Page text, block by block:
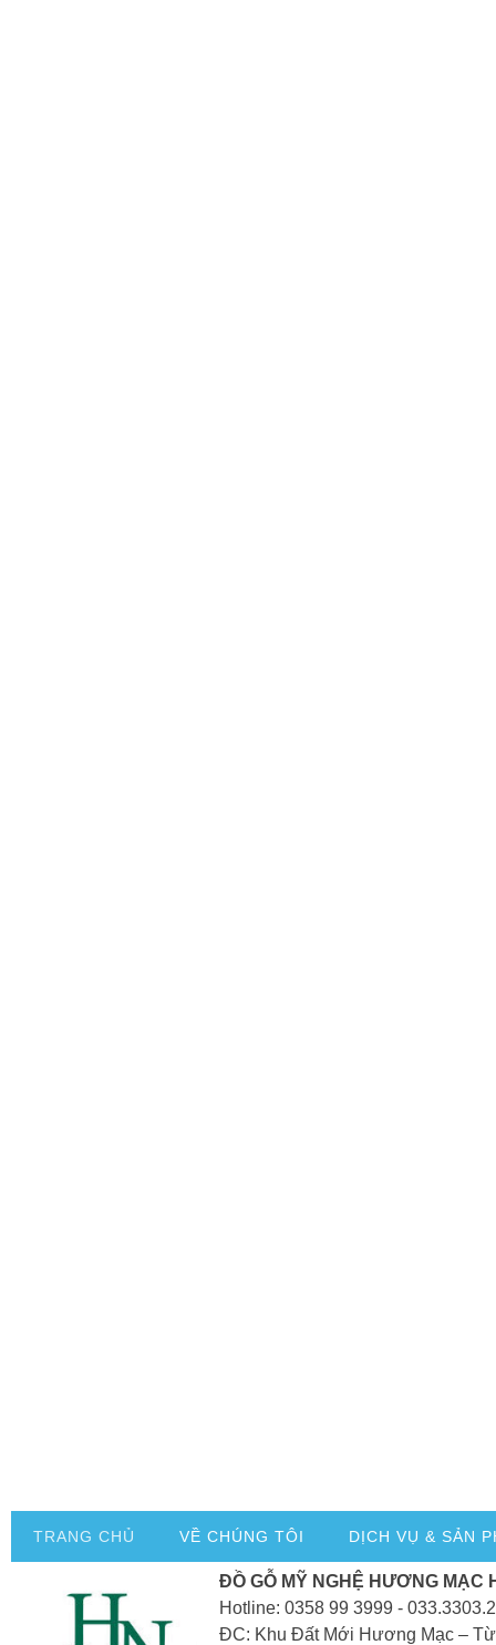
TRANG CHỦ VỀ CHÚNG TÔI DỊCH VỤ & SẢN
ĐỒ GỖ MỸ NGHỆ HƯƠNG MẠC
Hotline: 0358 99 3999 -
ĐC: Khu Đất Mới Hương Mạc –